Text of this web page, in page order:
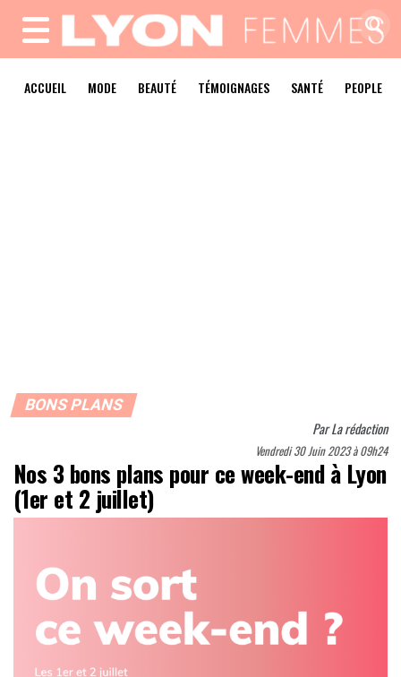
MENU
ACCUEIL MODE BEAUTÉ TÉMOIGNAGES SANTÉ PEOPLE
BONS PLANS
ParLa rédaction
Vendredi 30 Juin 2023 à 09h24
Nos 3 bons plans pour ce week-end à Lyon
(1er et 2 juillet)